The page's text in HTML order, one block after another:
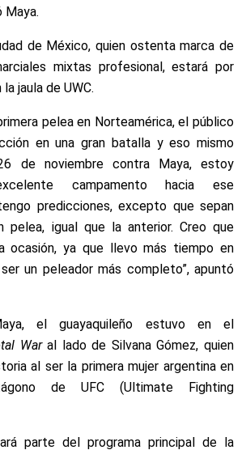
Maya.
de México, quien ostenta marca de
mixtas profesional, estará por
jaula de UWC.
pelea en Norteamérica, el público
en una gran batalla y eso mismo
de noviembre contra Maya, estoy
campamento hacia ese
predicciones, excepto que sepan
pelea, igual que la anterior. Creo que
ocasión, ya que llevo más tiempo en
un peleador más completo”, apuntó
el guayaquileño estuvo en el
Waral lado de Silvana Gómez, quien
al ser la primera mujer argentina en
de UFC (Ultimate Fighting
parte del programa principal de la